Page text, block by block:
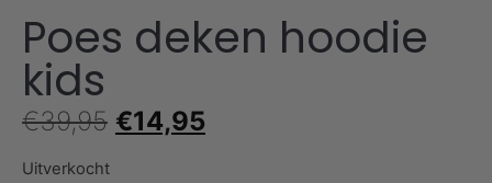
Poes deken hoodie
kids
€39,95 €14,95
Uitverkocht